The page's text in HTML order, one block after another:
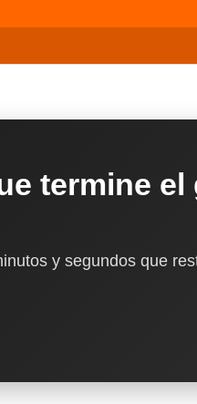
termine
y segundos que